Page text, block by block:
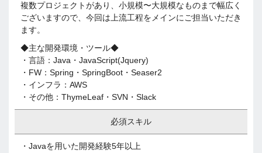
複数プロジェクトがあり、小規模〜大規模なものまで幅広く
ございますので、今回は上流工程をメインにご担当いただき
ます。
◆主な開発環境・ツール◆
・言語：Java・JavaScript(Jquery)
・FW：Spring・SpringBoot・Seaser2
・インフラ：AWS
・その他：ThymeLeaf・SVN・Slack
必須スキル
・Javaを用いた開発経験5年以上